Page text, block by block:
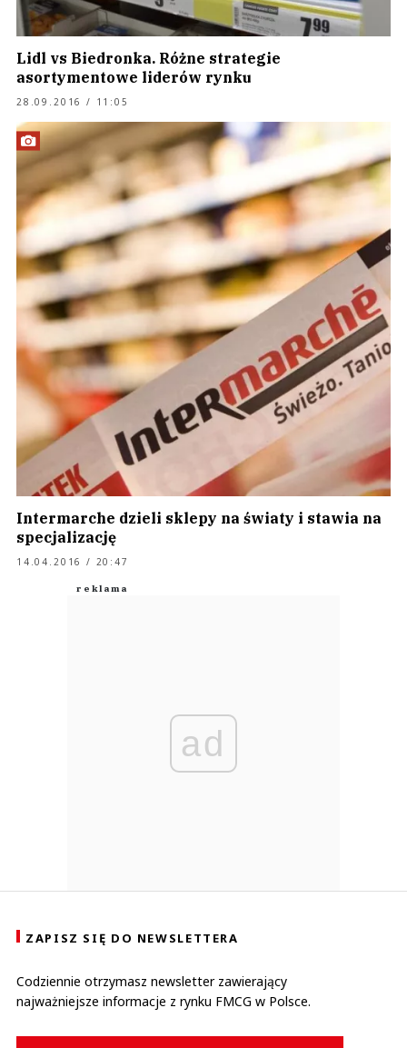
Lidl vs Biedronka. Różne strategie
asortymentowe liderów rynku
28.09.2016 / 11:05
Intermarche dzieli sklepy na światy i stawia na
specjalizację
14.04.2016 / 20:47
ad
ZAPISZ SIĘ DO NEWSLETTERA
Codziennie otrzymasz newsletter zawierający
najważniejsze informacje z rynku FMCG w Polsce.